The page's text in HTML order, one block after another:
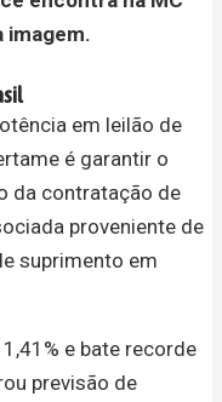
imagem.
em leilão de
é garantir o
da contratação de
proveniente de
suprimento em
e bate recorde
previsão de